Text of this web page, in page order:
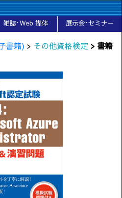
雑誌･Web 媒体 展示会･セミナー
書籍) > その他資格検定 > 書籍